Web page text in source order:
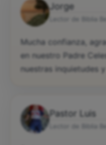
Jorge
Mucha confianza,
en nuestro Padre
nuestras inquietudes
Pastor Luis